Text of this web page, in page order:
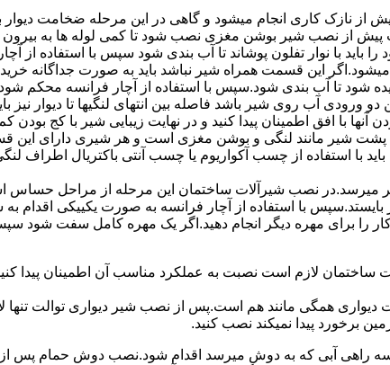
نازک کاری انجام میشود و گاهی در این مرحله ضخامت دیوار
پیش از نصب شیر بوشن مغزی نصب شود تا کمی لوله ها به بیرون
با نوار تفلون پوشاند تا آب بندی شود سپس با استفاده از
این قسمت همراه شیر نباشد باید به صورت جداگانه
شود تا آب بندی شود.سپس با استفاده از آچار فرانسه محکم
آب روی شیر باشد فاصله بین انتهای لنگیها تا دیوار نیز
با افق اطمینان پیدا کنید و در نهایت زیبایی شیر با کج بودن
شیر مانند لنگی و بوشن مغزی است و هر شیری دارای این
با استفاده از چسب آکواریوم یا چسب آنتی باکتریال
نصب شیرآلات ساختمان این مرحله از مراحل حساس
بایستد.سپس با استفاده از آچار فرانسه به صورت یکییکی
را برای مهره دیگر انجام دهید.اگر یک مهره کامل سفت
لازم است نصبت به عملکرد مناسب آن اطمینان پیدا
دیواری همگی مانند هم است.پس از نصب شیر دیواری توالت
برخورد پیدا نمیکند نصب کنید.
آبی که به دوش میرسد اقدام شود.نصب دوش حمام پس از